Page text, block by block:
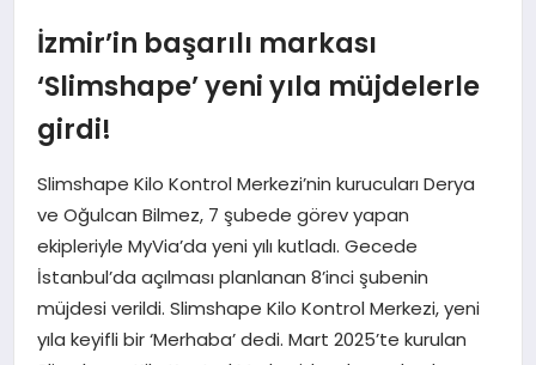
SAĞLIK
EKONOMI
MAGAZIN
EĞITIM
İzmir’in başarılı markası
‘Slimshape’ yeni yıla müjdelerle
girdi!
Slimshape Kilo Kontrol Merkezi’nin kurucuları Derya
ve Oğulcan Bilmez, 7 şubede görev yapan
ekipleriyle MyVia’da yeni yılı kutladı. Gecede
İstanbul’da açılması planlanan 8’inci şubenin
müjdesi verildi. Slimshape Kilo Kontrol Merkezi, yeni
yıla keyifli bir ‘Merhaba’ dedi. Mart 2025’te kurulan